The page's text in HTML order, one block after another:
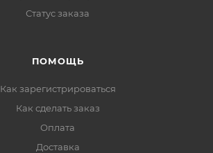
Статус заказа
ПОМОЩЬ
Как зарегистрироваться
Как сделать заказ
Оплата
Доставка